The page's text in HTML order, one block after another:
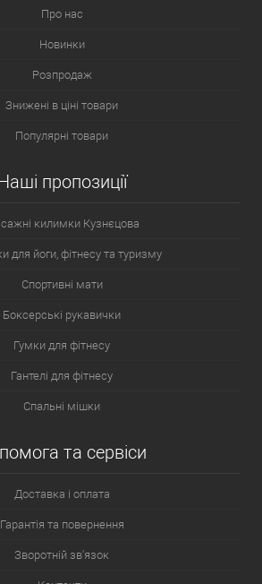
Про нас
Новинки
Розпродаж
Знижені в ціні товари
Популярні товари
пропозиції
килимки Кузнєцова
для йоги, фітнесу та туризму
Спортивні мати
Боксерські рукавички
Гумки для фітнесу
Гантелі для фітнесу
Спальні мішки
та сервіси
Доставка і оплата
Гарантія та повернення
Зворотній зв'язок